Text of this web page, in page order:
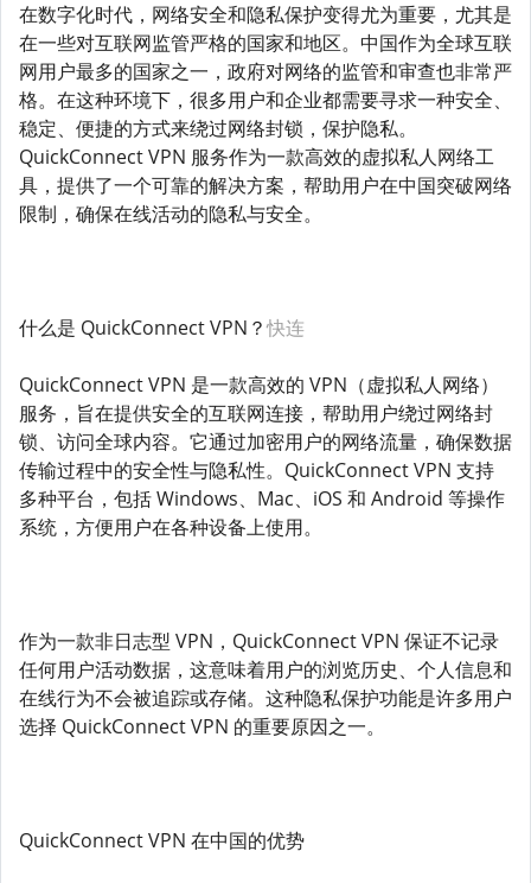
在数字化时代，网络安全和隐私保护变得尤为重要，尤其是
在一些对互联网监管严格的国家和地区。中国作为全球互联
网用户最多的国家之一，政府对网络的监管和审查也非常严
格。在这种环境下，很多用户和企业都需要寻求一种安全、
稳定、便捷的方式来绕过网络封锁，保护隐私。
QuickConnect VPN 服务作为一款高效的虚拟私人网络工
具，提供了一个可靠的解决方案，帮助用户在中国突破网络
限制，确保在线活动的隐私与安全。
什么是 QuickConnect VPN？快连
QuickConnect VPN 是一款高效的 VPN（虚拟私人网络）
服务，旨在提供安全的互联网连接，帮助用户绕过网络封
锁、访问全球内容。它通过加密用户的网络流量，确保数据
传输过程中的安全性与隐私性。QuickConnect VPN 支持
多种平台，包括 Windows、Mac、iOS 和 Android 等操作
系统，方便用户在各种设备上使用。
作为一款非日志型 VPN，QuickConnect VPN 保证不记录
任何用户活动数据，这意味着用户的浏览历史、个人信息和
在线行为不会被追踪或存储。这种隐私保护功能是许多用户
选择 QuickConnect VPN 的重要原因之一。
QuickConnect VPN 在中国的优势